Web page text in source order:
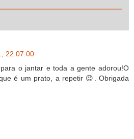
22:07:00
o jantar e toda a gente adorou!O
é um prato, a repetir 😉. Obrigada